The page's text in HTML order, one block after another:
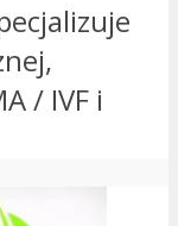
/ IVF i